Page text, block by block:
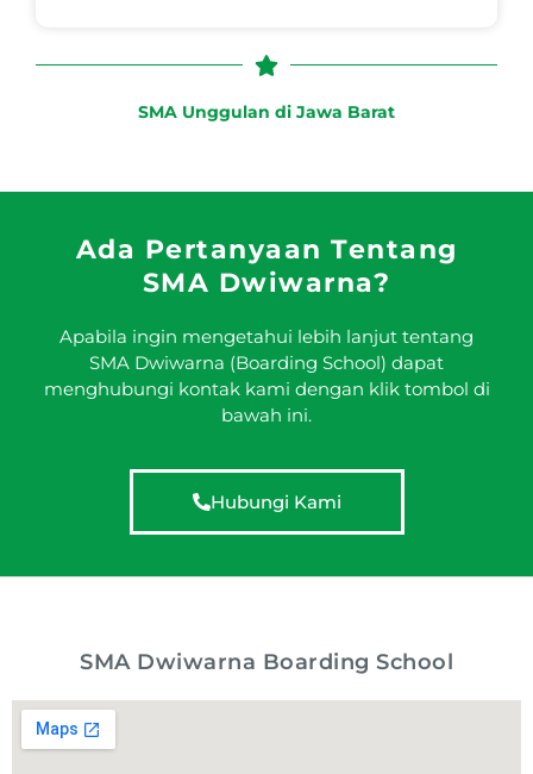
SMA Unggulan di Jawa Barat
Ada Pertanyaan Tentang
SMA Dwiwarna?
Apabila ingin mengetahui lebih lanjut tentang
SMA Dwiwarna (Boarding School) dapat
menghubungi kontak kami dengan klik tombol di
bawah ini.
Hubungi Kami
SMA Dwiwarna Boarding School